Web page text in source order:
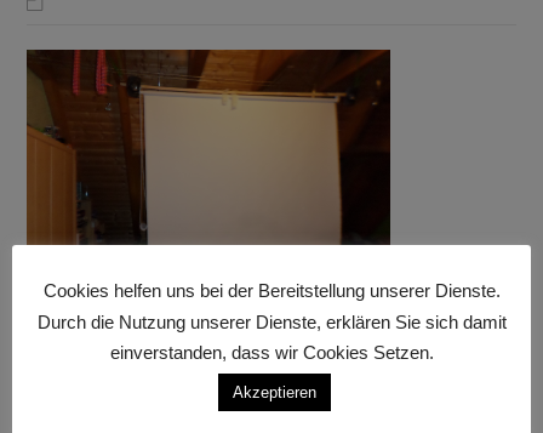
Cookies helfen uns bei der Bereitstellung unserer Dienste.
Durch die Nutzung unserer Dienste, erklären Sie sich damit
einverstanden, dass wir Cookies Setzen.
Akzeptieren